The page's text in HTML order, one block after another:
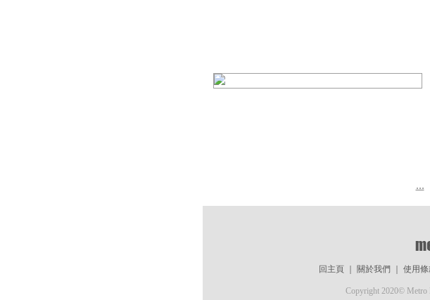
...
回主頁｜ 關於我們 使用條
Copyright 2020© Metro